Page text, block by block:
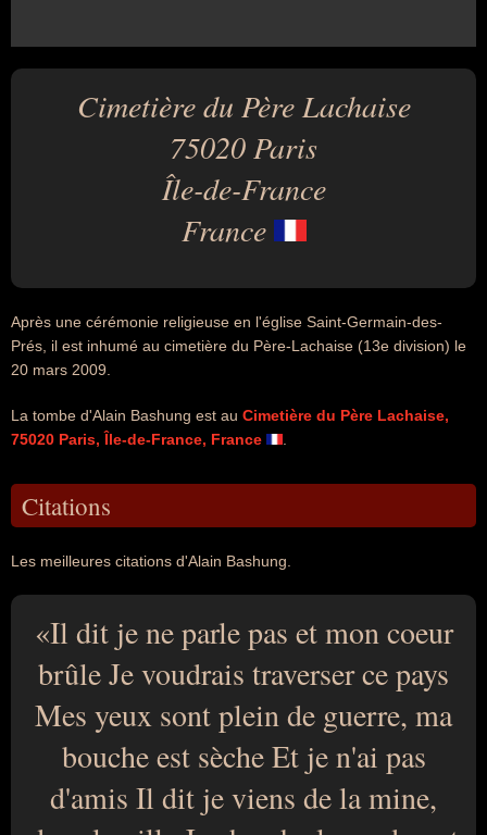
Cimetière du Père Lachaise
75020 Paris
Île-de-France
France
Après une cérémonie religieuse en l'église Saint-Germain-des-
Prés, il est inhumé au cimetière du Père-Lachaise (13e division) le
20 mars 2009.
La tombe d'Alain Bashung est au Cimetière du Père Lachaise,
75020 Paris, Île-de-France, France
Citations
Les meilleures citations d'Alain Bashung.
Il dit je ne parle pas et mon coeur
brûle Je voudrais traverser ce pays
Mes yeux sont plein de guerre, ma
bouche est sèche Et je n'ai pas
d'amis Il dit je viens de la mine,